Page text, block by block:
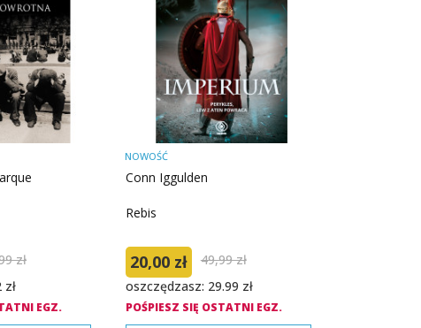
zł
EGZ.
NOWOŚĆ
Conn Iggulden
Rebis
20,00 zł
49,99 zł
oszczędzasz: 29.99 zł
POŚPIESZ SIĘ OSTATNI EGZ.